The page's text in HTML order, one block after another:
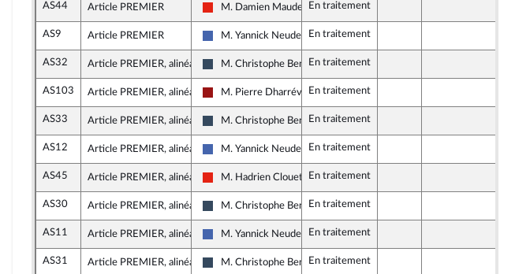
AS44 Article PREMIER
La France insoumise - Nouvelle Union Populaire écologique et sociale
M. Damien Maudet En traitement
AS9 Article PREMIER
Les Républicains
M. Yannick Neuder En traitement
AS32 Article PREMIER, alinéa 2
Rassemblement National
M. Christophe BentzEn traitement
AS103 Article PREMIER, alinéa 2
Gauche démocrate et républicaine - NUPES
M. Pierre DharrévilleEn traitement
AS33 Article PREMIER, alinéa 2
Rassemblement National
M. Christophe BentzEn traitement
AS12 Article PREMIER, alinéa 2
Les Républicains
M. Yannick Neuder En traitement
AS45 Article PREMIER, alinéa 2
La France insoumise - Nouvelle Union Populaire écologique et sociale
M. Hadrien Clouet En traitement
AS30 Article PREMIER, alinéa 2
Rassemblement National
M. Christophe BentzEn traitement
AS11 Article PREMIER, alinéa 2
Les Républicains
M. Yannick Neuder En traitement
AS31 Article PREMIER, alinéa 2
Rassemblement National
M. Christophe BentzEn traitement